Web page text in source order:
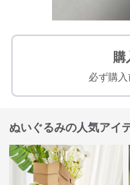
購
必ず購入
ぬいぐるみの人気アイ